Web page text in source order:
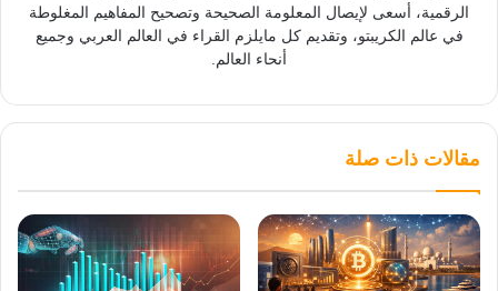
الرقمية، أسعى لإيصال المعلومة الصحيحة وتصحيح المفاهيم المغلوطة
في عالم الكريبتو، وتقديم كل مايلزم القراء في العالم العربي وجميع
أنحاء العالم.
مقالات ذات صلة